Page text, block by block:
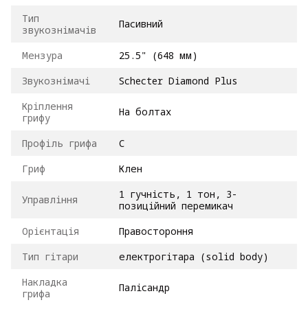
Тип
звукознімачів
Пасивний
Мензура
25.5" (648 мм)
Звукознімачі
Schecter Diamond Plus
Кріплення
грифу
На болтах
Профіль грифа
С
Гриф
Клен
Управління
1 гучність, 1 тон, 3-
позиційний перемикач
Орієнтація
Правостороння
Тип гітари
електрогітара (solid body)
Накладка
грифа
Палісандр